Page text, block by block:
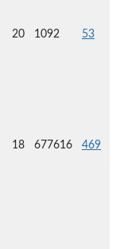
20 1092 53
18 677616 469